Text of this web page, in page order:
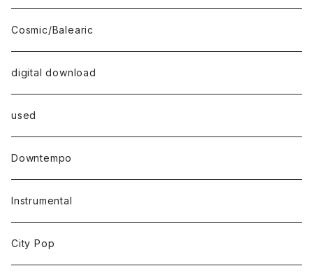
Cosmic/Balearic
digital download
used
Downtempo
Instrumental
City Pop